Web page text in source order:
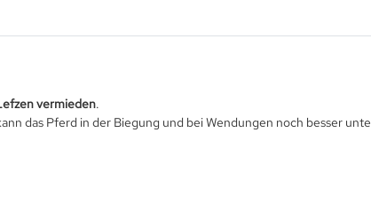
vermieden.
das Pferd in der Biegung und bei Wendungen noch besser